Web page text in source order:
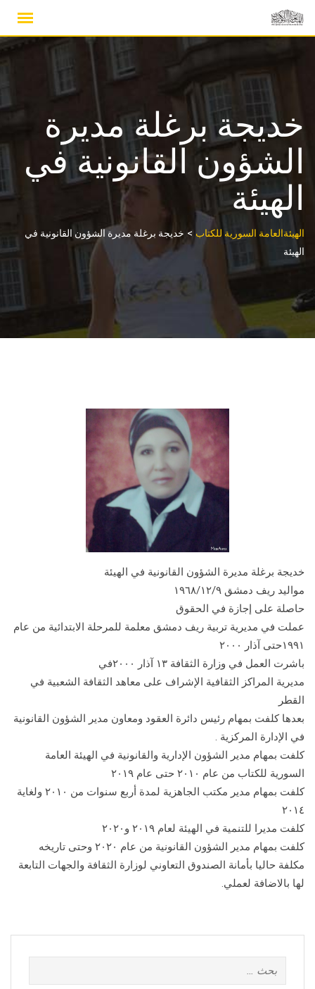
خديجة برغلة مديرة
الشؤون القانونية في
الهيئة
الهيئةالعامة السورية للكتاب > خديجة برغلة مديرة الشؤون القانونية في
الهيئة
خديجة برغلة مديرة الشؤون القانونية في الهيئة
مواليد ريف دمشق ١٩٦٨/١٢/٩
حاصلة على إجازة في الحقوق
عملت في مديرية تربية ريف دمشق معلمة للمرحلة الابتدائية من عام
١٩٩١حتى آذار ٢٠٠٠
باشرت العمل في وزارة الثقافة ١٣ آذار ٢٠٠٠في
مديرية المراكز الثقافية الإشراف على معاهد الثقافة الشعبية في
القطر
بعدها كلفت بمهام رئيس دائرة العقود ومعاون مدير الشؤون القانونية
في الإدارة المركزية .
كلفت بمهام مدير الشؤون الإدارية والقانونية في الهيئة العامة
السورية للكتاب من عام ٢٠١٠ حتى عام ٢٠١٩
كلفت بمهام مدير مكتب الجاهزية لمدة أربع سنوات من ٢٠١٠ ولغاية
٢٠١٤
كلفت مديرا للتنمية في الهيئة لعام ٢٠١٩ و٢٠٢٠
كلفت بمهام مدير الشؤون القانونية من عام ٢٠٢٠ وحتى تاريخه
مكلفة حاليا بأمانة الصندوق التعاوني لوزارة الثقافة والجهات التابعة
لها بالاضافة لعملي.
عن: